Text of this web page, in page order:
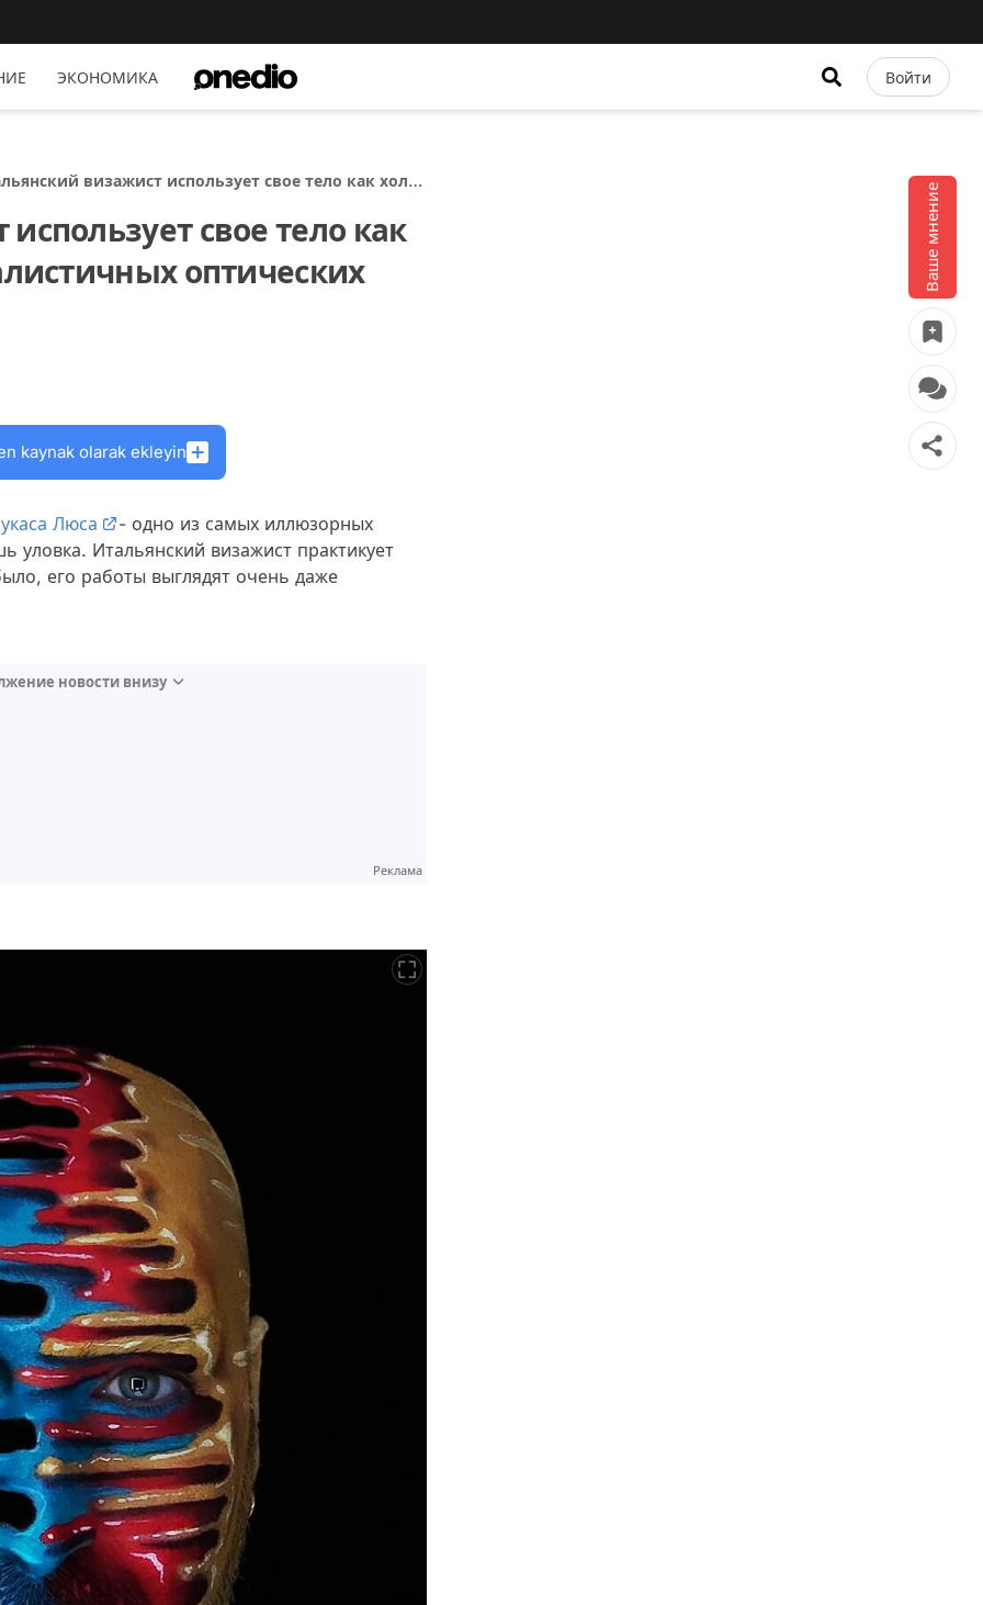
ЭКОНОМИКА Войти
Ваше мнение
визажист использует свое тело как холст
свое тело как
оптических
kaynak olarak ekleyin
Люса
- одно из самых иллюзорных
уловка. Итальянский визажист практикует
его работы выглядят очень даже
новости внизу
Реклама